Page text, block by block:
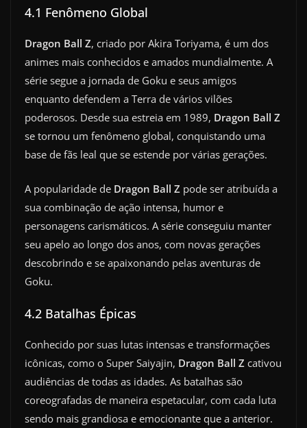
4.1 Fenômeno Global
Dragon Ball Z, criado por Akira Toriyama, é um dos
animes mais conhecidos e amados mundialmente. A
série segue a jornada de Goku e seus amigos
enquanto defendem a Terra de vários vilões
poderosos. Desde sua estreia em 1989, Dragon Ball Z
se tornou um fenômeno global, conquistando uma
base de fãs leal que se estende por várias gerações.
A popularidade de Dragon Ball Z pode ser atribuída a
sua combinação de ação intensa, humor e
personagens carismáticos. A série conseguiu manter
seu apelo ao longo dos anos, com novas gerações
descobrindo e se apaixonando pelas aventuras de
Goku.
4.2 Batalhas Épicas
Conhecido por suas lutas intensas e transformações
icônicas, como o Super Saiyajin, Dragon Ball Z cativou
audiências de todas as idades. As batalhas são
coreografadas de maneira espetacular, com cada luta
sendo mais grandiosa e emocionante que a anterior.